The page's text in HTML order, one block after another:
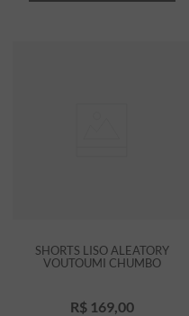
SHORTS LISO ALEATORY
VOUTOUMI CHUMBO
R$ 169, 00